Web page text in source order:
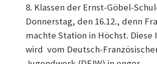
8. Klassen der Ernst-Göbel-
Donnerstag, den 16.12., denn
machte Station in Höchst. Diese
wird vom Deutsch-